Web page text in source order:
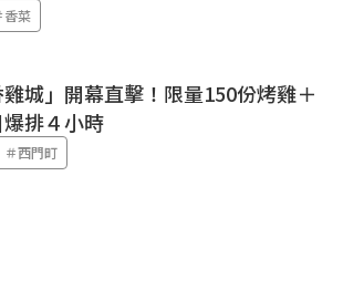
香菜
城」開幕直擊！限量150份烤雞＋
排４小時
＃西門町